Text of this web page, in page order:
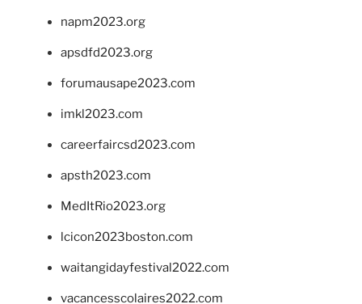
napm2023.org
apsdfd2023.org
forumausape2023.com
imkl2023.com
careerfaircsd2023.com
apsth2023.com
MedItRio2023.org
lcicon2023boston.com
waitangidayfestival2022.com
vacancesscolaires2022.com